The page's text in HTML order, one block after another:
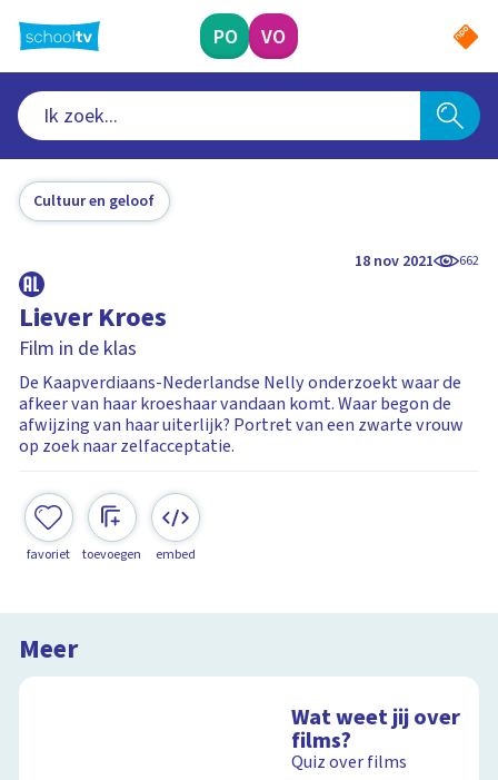
naar
hoofdinhoud
PO VO
Cultuur en geloof
18 nov 2021 662
Liever Kroes
Film in de klas
De Kaapverdiaans-Nederlandse Nelly onderzoekt waar de
afkeer van haar kroeshaar vandaan komt. Waar begon de
afwijzing van haar uiterlijk? Portret van een zwarte vrouw
op zoek naar zelfacceptatie.
favoriet toevoegen embed
Meer
Wat weet jij over
films?
Quiz over films